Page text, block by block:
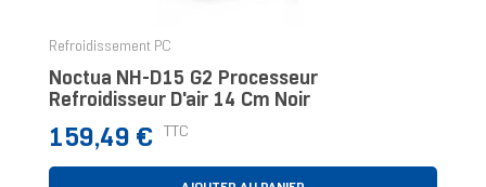
Refroidissement PC
Noctua NH-D15 G2 Processeur
Refroidisseur D'air 14 Cm Noir
Prix
159,49 € TTC